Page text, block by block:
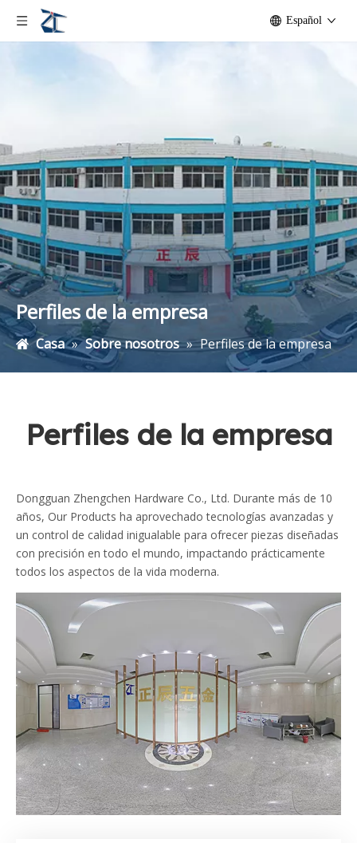
Español
Perfiles de la empresa
Casa » Sobre nosotros » Perfiles de la empresa
Perfiles de la empresa
Dongguan Zhengchen Hardware Co., Ltd. Durante más de 10
años, Our Products ha aprovechado tecnologías avanzadas y
un control de calidad inigualable para ofrecer piezas diseñadas
con precisión en todo el mundo, impactando prácticamente
todos los aspectos de la vida moderna.